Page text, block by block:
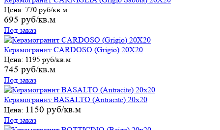
Цена: 770 руб/кв.м
695 руб/кв.м
Под заказ
Керамогранит CARDOSO (Grigio) 20X20
Цена: 1195 руб/кв.м
745 руб/кв.м
Под заказ
Керамогранит BASALTO (Antracite) 20х20
Цена: 1150 руб/кв.м
Под заказ